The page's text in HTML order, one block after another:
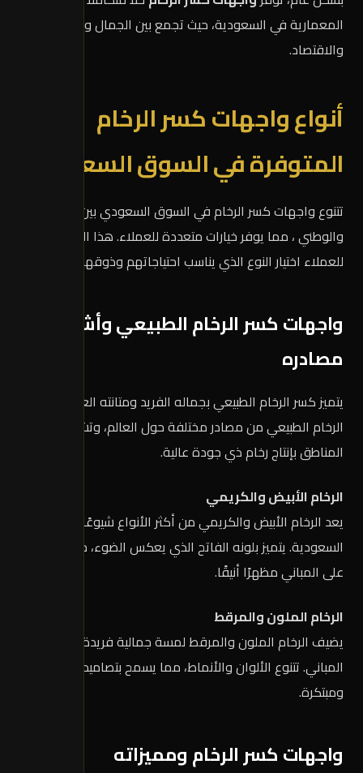
المعمارية في السعودية، حيث تجمع بين الجمال والمتانة
والاقتصاد.
أنواع واجهات كسر الرخام
المتوفرة في السوق السعودي
تتنوع واجهات كسر الرخام في السوق السعودي بين الأسباني
والوطني ، مما يوفر خيارات متعددة للعملاء. هذا التنوع يتيح
للعملاء اختيار النوع الذي يناسب احتياجاتهم وذوقهم الشخصي.
واجهات كسر الرخام الطبيعي وأشهر
مصادره
يتميز كسر الرخام الطبيعي بجماله الفريد ومتانته العالية. يأتي
الرخام الطبيعي من مصادر مختلفة حول العالم، وتشتهر بعض
المناطق بإنتاج رخام ذي جودة عالية.
الرخام الأبيض والكريمي
يعد الرخام الأبيض والكريمي من أكثر الأنواع شيوعًا في
السعودية. يتميز بلونه الفاتح الذي يعكس الضوء، مما يضفي
على المباني مظهرًا أنيقًا.
الرخام الملون والمرقط
يضيف الرخام الملون والمرقط لمسة جمالية فريدة لواجهات
المباني. تتنوع الألوان والأنماط، مما يسمح بتصاميم متعددة
ومبتكرة.
واجهات كسر الرخام ومميزاته